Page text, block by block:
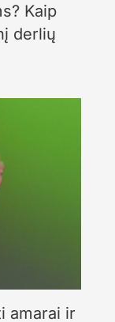
Kaip
derlių
amarai ir